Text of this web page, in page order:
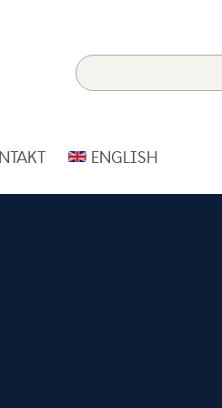
ENGLISH